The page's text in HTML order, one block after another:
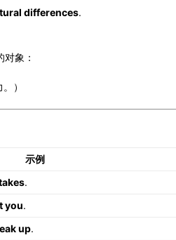
differences.
象：
）
示例
.
you.
up.